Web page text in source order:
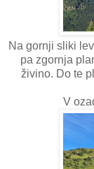
Na gornji sliki
pa zgornja
živino. Do te
V